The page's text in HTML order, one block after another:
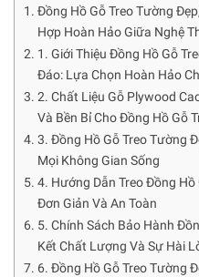
Đồng Hồ Gỗ Treo Tường
Hợp Hoàn Hảo Giữa Nghệ
1. Giới Thiệu Đồng Hồ Gỗ
Đáo: Lựa Chọn Hoàn Hảo
2. Chất Liệu Gỗ Plywood
Và Bền Bỉ Cho Đồng Hồ Gỗ
3. Đồng Hồ Gỗ Treo Tường
Mọi Không Gian Sống
4. Hướng Dẫn Treo Đồng
Đơn Giản Và An Toàn
5. Chính Sách Bảo Hành
Kết Chất Lượng Và Sự Hài
6. Đồng Hồ Gỗ Treo Tường